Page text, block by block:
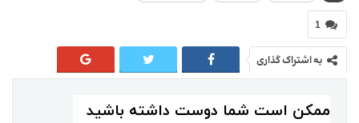
1
به اشتراک گذاری
ممکن است شما دوست داشته باشید